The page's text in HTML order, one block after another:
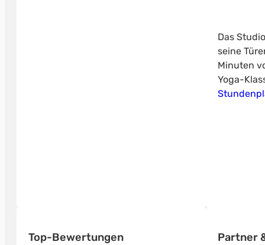
Das
seine
Minuten
Yoga-
Top-Bewertungen Partner